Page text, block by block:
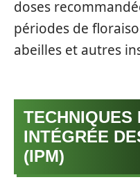
doses
périodes de
abeilles et autres
TECHNIQUES
INTÉGRÉE
(IPM)